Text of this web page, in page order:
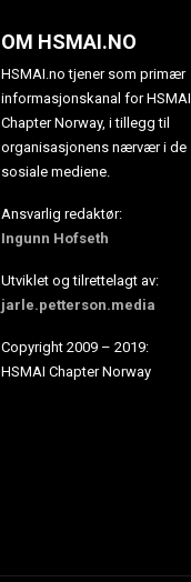
OM HSMAI.NO
HSMAI.no tjener som primær
informasjonskanal for HSMAI
Chapter Norway, i tillegg til
organisasjonens nærvær i de
sosiale mediene.
Ansvarlig redaktør:
Ingunn Hofseth
Utviklet og tilrettelagt av:
jarle.petterson.media
Copyright 2009 – 2019:
HSMAI Chapter Norway